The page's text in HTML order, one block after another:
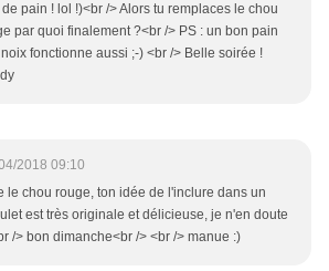
de pain ! lol !)<br /> Alors tu remplaces le chou
par quoi finalement ?<br /> PS : un bon pain
fonctionne aussi ;-) <br /> Belle soirée !
2018 09:10
le chou rouge, ton idée de l'inclure dans un
est très originale et délicieuse, je n'en doute
/> bon dimanche<br /> <br /> manue :)